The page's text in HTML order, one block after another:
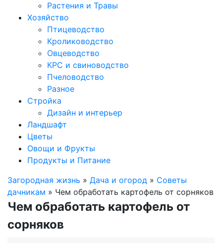
Растения и Травы
Хозяйство
Птицеводство
Кролиководство
Овцеводство
КРС и свиноводство
Пчеловодство
Разное
Стройка
Дизайн и интерьер
Ландшафт
Цветы
Овощи и Фрукты
Продукты и Питание
Загородная жизнь » Дача и огород » Советы
дачникам » Чем обработать картофель от сорняков
Чем обработать картофель от
сорняков